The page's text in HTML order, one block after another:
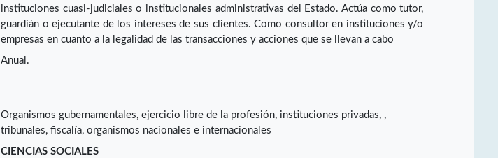
instituciones cuasi-judiciales o institucionales administrativas del Estado. Actúa como tutor,
guardián o ejecutante de los intereses de sus clientes. Como consultor en instituciones y/o
empresas en cuanto a la legalidad de las transacciones y acciones que se llevan a cabo
Anual.
Organismos gubernamentales, ejercicio libre de la profesión, instituciones privadas, ,
tribunales, fiscalía, organismos nacionales e internacionales
CIENCIAS SOCIALES